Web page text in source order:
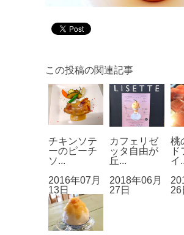
この投稿の関連記事
チキンソテ
ーのピーチ
ソ...
2016年07月
13日
カフェリゼ
ッタ自由が
丘...
2018年06月
27日
桃
ド
イ
26